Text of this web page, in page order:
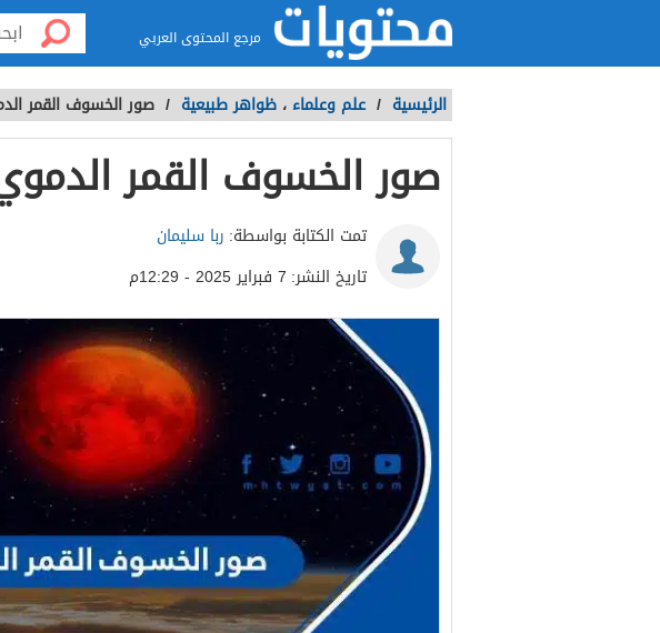
مرجع المحتوى العربي
الرئيسية / علم وعلماء ، ظواهر طبيعية / صور الخسوف القمر
صور الخسوف القمر
تمت الكتابة بواسطة: ربا سليمان
تاريخ النشر: 7 فبراير 2025 - 12:29م